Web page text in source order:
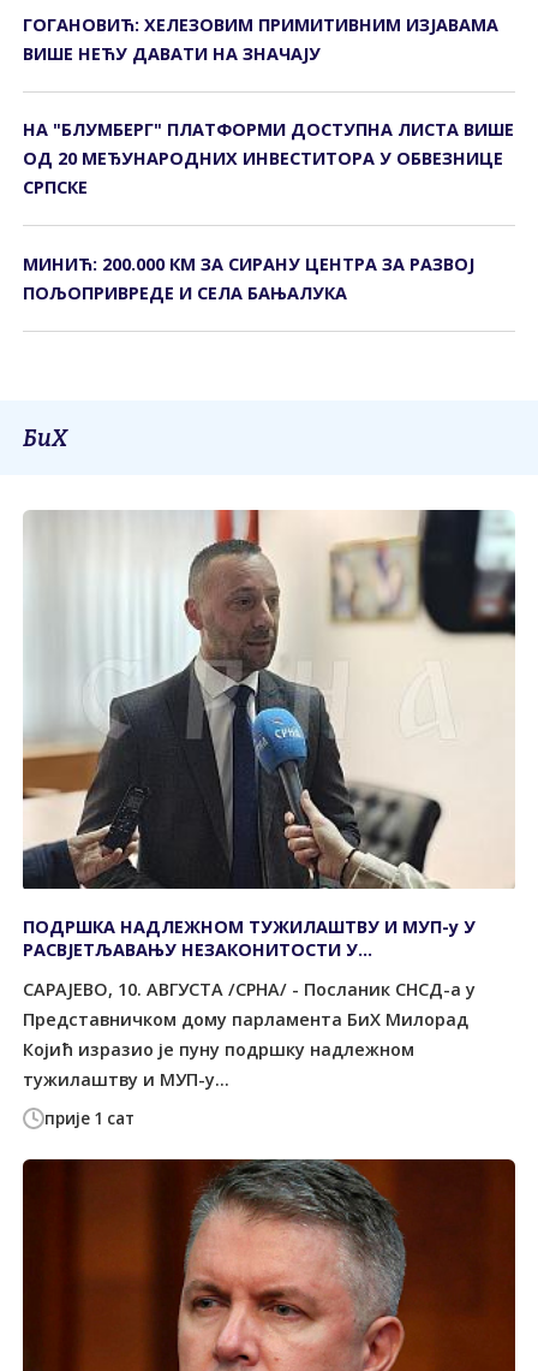
ГОГАНОВИЋ: ХЕЛЕЗОВИМ ПРИМИТИВНИМ ИЗЈАВАМА
ВИШЕ НЕЋУ ДАВАТИ НА ЗНАЧАЈУ
НА "БЛУМБЕРГ" ПЛАТФОРМИ ДОСТУПНА ЛИСТА ВИШЕ
ОД 20 МЕЂУНАРОДНИХ ИНВЕСТИТОРА У ОБВЕЗНИЦЕ
СРПСКЕ
МИНИЋ: 200.000 КМ ЗА СИРАНУ ЦЕНТРА ЗА РАЗВОЈ
ПОЉОПРИВРЕДЕ И СЕЛА БАЊАЛУКА
БиХ
прије 1 сат
ПОДРШКА НАДЛЕЖНОМ ТУЖИЛАШТВУ И МУП-у У
РАСВЈЕТЉАВАЊУ НЕЗАКОНИТОСТИ У
САРАЈЕВО, 10. АВГУСТА /СРНА/ - Посланик СНСД-а у
Представничком дому парламента БиХ Милорад
Којић изразио је пуну подршку надлежном
тужилаштву и МУП-у...